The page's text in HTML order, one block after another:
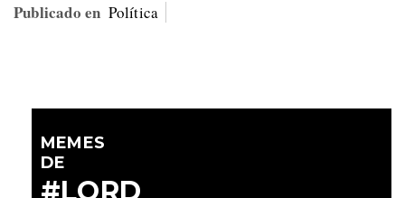
Publicado en Política
MEMES
DE